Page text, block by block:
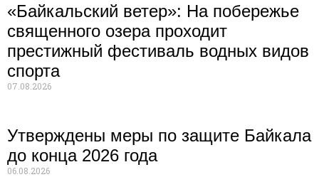
«Байкальский ветер»: На побережье
священного озера проходит
престижный фестиваль водных видов
спорта
07.08.2026
Утверждены меры по защите Байкала
до конца 2026 года
06.08.2026